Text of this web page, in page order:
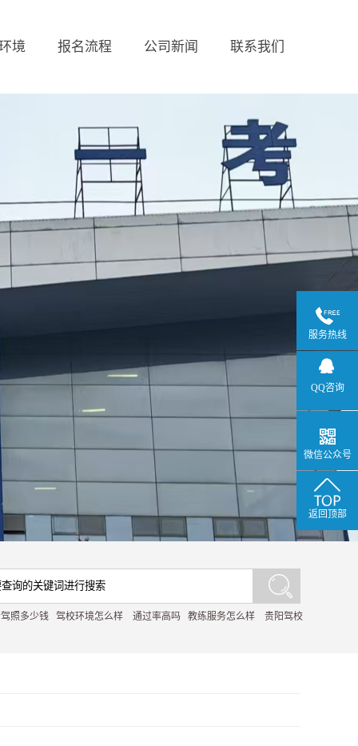
境 报名流程 公司新闻 联系我们
照多少钱 驾校环境怎么样 通过率高吗 教练服务怎么样 贵阳驾校
服务热线
QQ咨询
微信公众号
返回顶部